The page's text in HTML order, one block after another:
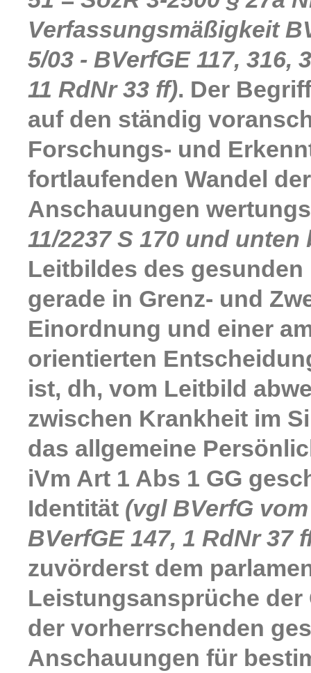
Verfassungsmäßigkeit
5/03 - BVerfGE 117, 316,
11 RdNr 33 ff). Der
auf den ständig
Forschungs- und
fortlaufenden Wandel
Anschauungen
11/2237 S 170 und unten
Leitbildes des
gerade in Grenz- und
Einordnung und einer
orientierten
ist, dh, vom Leitbild
zwischen Krankheit im
das allgemeine
iVm Art 1 Abs 1 GG
Identität (vgl BVerfG
BVerfGE 147, 1 RdNr 37
zuvörderst dem
Leistungsansprüche
der vorherrschenden
Anschauungen für